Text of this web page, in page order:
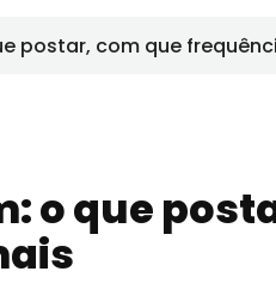
postar, com que
o que